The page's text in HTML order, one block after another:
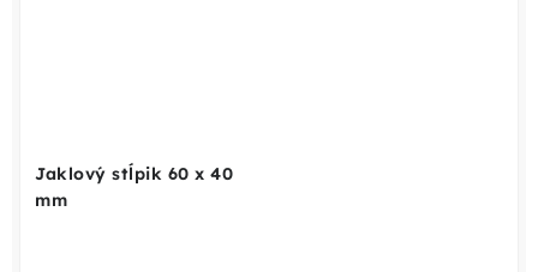
Jaklový stĺpik 60 x 40
mm